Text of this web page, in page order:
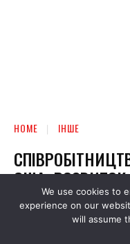
We use cookies to
experience on our
will assume